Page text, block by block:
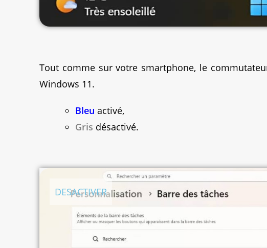
Tout comme sur votre smartphone, le
Windows 11.
Bleu activé,
Gris désactivé.
DESACTIVER